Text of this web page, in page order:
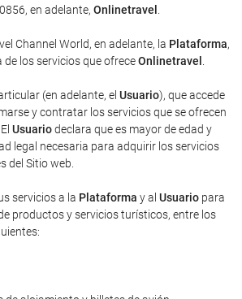
en adelante, Onlinetravel
Channel World, en adelante, la Plataforma,
los servicios que ofreceOnlinetravel
(en adelante, el Usuario), que accede
y contratar los servicios que se ofrecen
Usuariodeclara que es mayor de edad y
legal necesaria para adquirir los servicios
del Sitio web.
servicios a la Plataforma y al Usuario para
productos y servicios turísticos, entre los